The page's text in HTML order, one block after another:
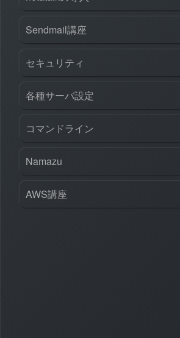
Sendmail講座
セキュリティ
各種サーバ設定
コマンドライン
Namazu
AWS講座